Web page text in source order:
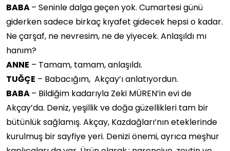
BABA– Seninle dalga geçen yok. Cumartesi günü
giderken sadece birkaç kıyafet gidecek hepsi o kadar.
Ne çarşaf, ne nevresim, ne de yiyecek. Anlaşıldı mı
hanım?
ANNE – Tamam, tamam, anlaşıldı.
TUĞÇE – Babacığım, Akçay’ı anlatıyordun.
BABA– Bildiğim kadarıyla Zeki MÜREN’in evi de
Akçay’da. Deniz, yeşillik ve doğa güzellikleri tam bir
bütünlük sağlamış. Akçay, Kazdağları’nın eteklerinde
kurulmuş bir sayfiye yeri. Denizi önemi, ayrıca meşhur